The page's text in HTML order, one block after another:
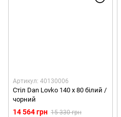
Артикул: 40130006
Стіл Dan Lovko 140 х 80 білий /
чорний
14 564 грн 15 330 грн